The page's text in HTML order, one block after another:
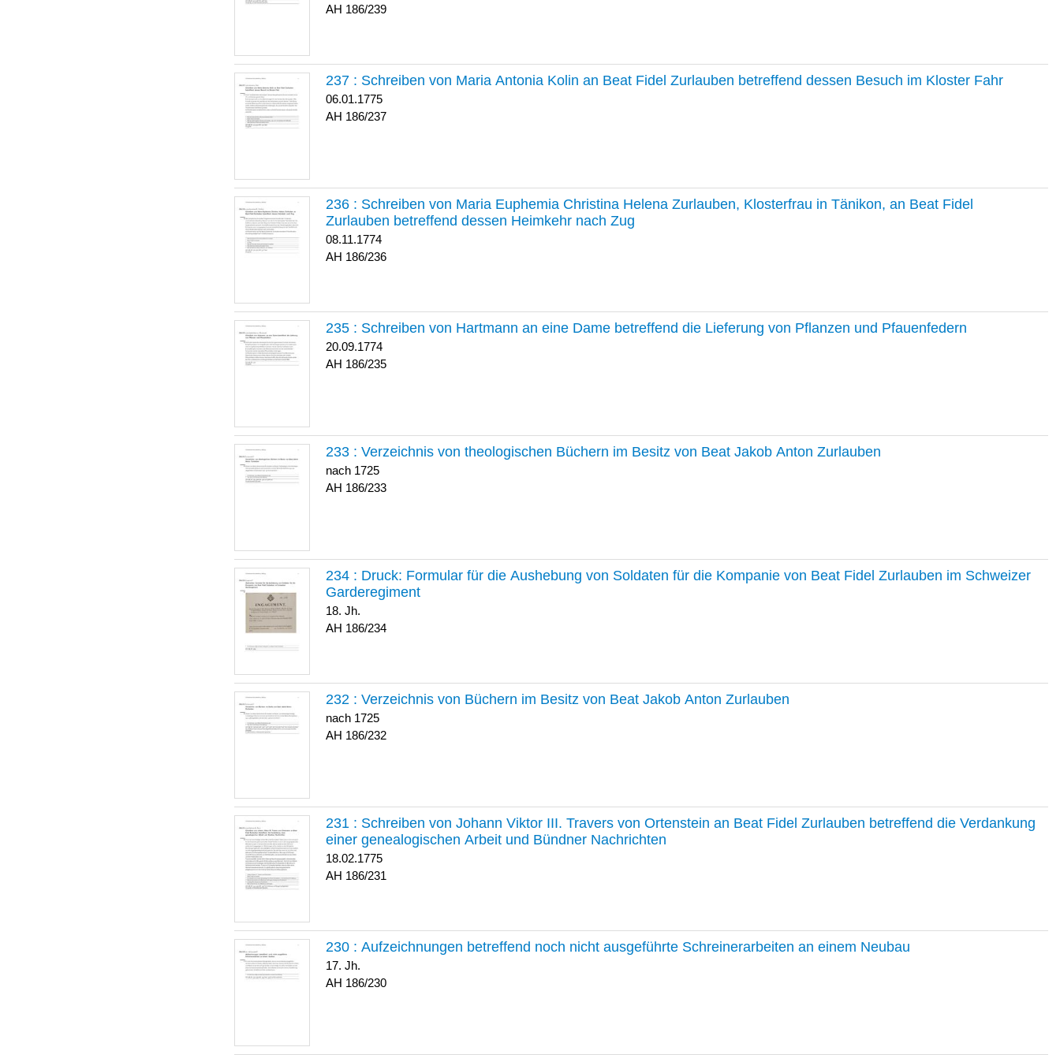
186/239
237 : Schreiben von Maria Antonia Kolin an Beat Fidel Zurlauben betreffend dessen Besuch im Kloster Fahr
06.01.1775
186/237
236 : Schreiben von Maria Euphemia Christina Helena Zurlauben, Klosterfrau in Tänikon, an Beat Fidel
Zurlauben betreffend dessen Heimkehr nach Zug
08.11.1774
186/236
235 : Schreiben von Hartmann an eine Dame betreffend die Lieferung von Pflanzen und Pfauenfedern
20.09.1774
186/235
233 : Verzeichnis von theologischen Büchern im Besitz von Beat Jakob Anton Zurlauben
nach 1725
186/233
234 : Druck: Formular für die Aushebung von Soldaten für die Kompanie von Beat Fidel Zurlauben im Schweizer
Garderegiment
18. Jh.
186/234
232 : Verzeichnis von Büchern im Besitz von Beat Jakob Anton Zurlauben
nach 1725
186/232
231 : Schreiben von Johann Viktor III. Travers von Ortenstein an Beat Fidel Zurlauben betreffend die Verdankung
einer genealogischen Arbeit und Bündner Nachrichten
18.02.1775
186/231
230 : Aufzeichnungen betreffend noch nicht ausgeführte Schreinerarbeiten an einem Neubau
17. Jh.
186/230